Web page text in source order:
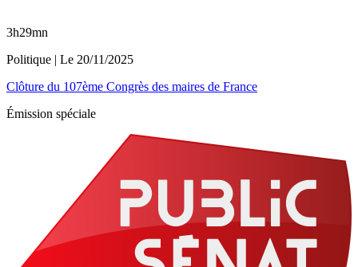
3h29mn
Politique | Le 20/11/2025
Clôture du 107ème Congrès des maires de France
Émission spéciale